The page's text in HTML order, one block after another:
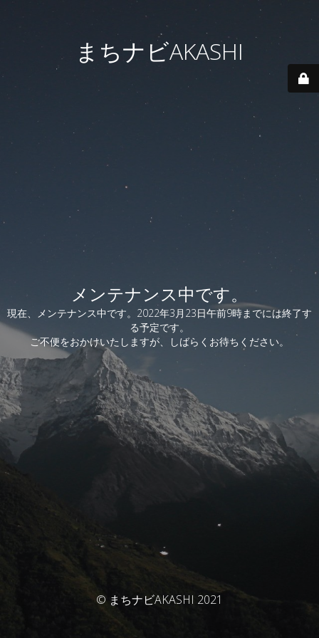
まちナビAKASHI
メンテナンス中です。
現在、メンテナンス中です。2022年3月23日午前9時までには終了す
る予定です。
ご不便をおかけいたしますが、しばらくお待ちください。
© まちナビAKASHI 2021